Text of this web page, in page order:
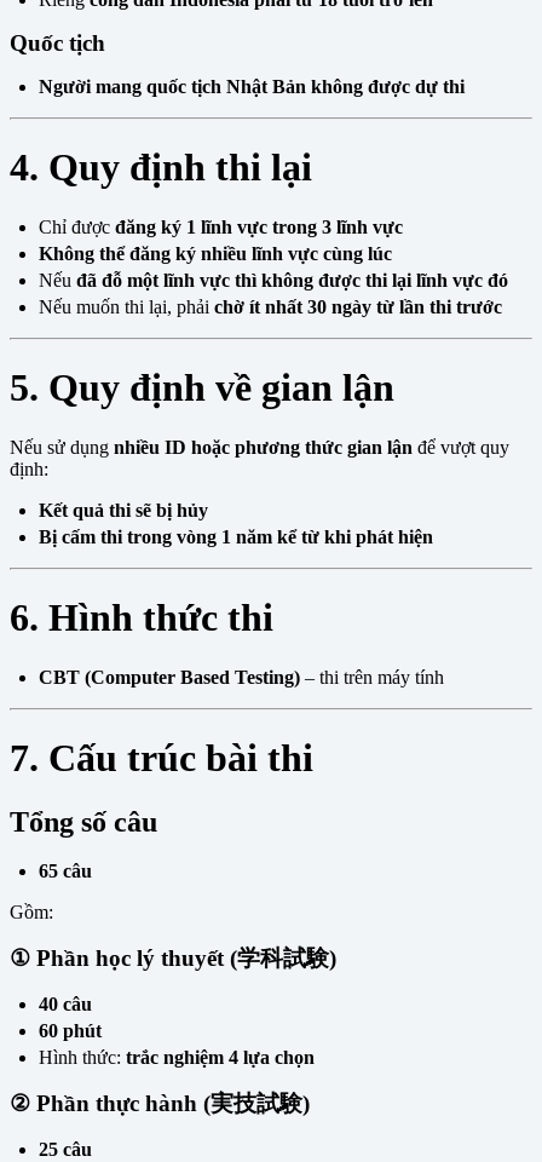
Quốc tịch
Người mang quốc tịch Nhật Bản không được dự thi
4. Quy định thi lại
Chỉ được đăng ký 1 lĩnh vực trong 3 lĩnh vực
Không thể đăng ký nhiều lĩnh vực cùng lúc
Nếu đã đỗ một lĩnh vực thì không được thi lại lĩnh vực đó
Nếu muốn thi lại, phải chờ ít nhất 30 ngày từ lần thi trước
5. Quy định về gian lận
Nếu sử dụng nhiều ID hoặc phương thức gian lận để vượt quy
định:
Kết quả thi sẽ bị hủy
Bị cấm thi trong vòng 1 năm kể từ khi phát hiện
6. Hình thức thi
CBT (Computer Based Testing) – thi trên máy tính
7. Cấu trúc bài thi
Tổng số câu
65 câu
Gồm:
① Phần học lý thuyết (学科試験)
40 câu
60 phút
Hình thức: trắc nghiệm 4 lựa chọn
② Phần thực hành (実技試験)
25 câu